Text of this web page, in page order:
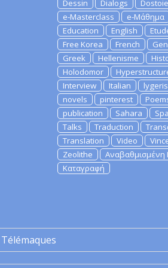
Dessin
Dialogs
e-Masterclass
e-Μάθημα
Education
English
Free Korea
French
Greek
Hellenisme
Holodomor
Interview
Italian
novels
pinterest
publication
Sahara
Talks
Traduction
Translation
Video
Zeolithe
Αναβαθμισμένη
Καταγραφή
Télémaques